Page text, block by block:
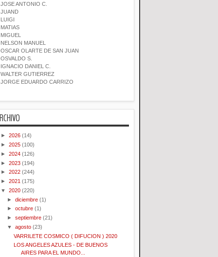
JOSE ANTONIO C.
JUAND
LUIGI
MATIAS
MIGUEL
NELSON MANUEL
OSCAR OLARTE DE SAN JUAN
OSVALDO S.
IGNACIO DANIEL C.
WALTER GUTIERREZ
JORGE EDUARDO CARRIZO
► 2026 (14)
► 2025 (100)
► 2024 (126)
► 2023 (194)
► 2022 (244)
► 2021 (175)
▼ 2020 (220)
►diciembre (1)
►octubre (1)
►septiembre (21)
▼agosto (23)
VARRILETE COSMICO ( DIFUCION ) 2020
LOS ANGELES AZULES - DE BUENOS
AIRES PARA EL MUNDO...